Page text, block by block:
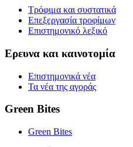
Τρόφιμα και συστατικά
Επεξεργασία τροφίμων
Επιστημονικό λεξικό
Ερευνα και καινοτομία
Επιστημονικά νέα
Τα νέα της αγοράς
Green Bites
Green Bites